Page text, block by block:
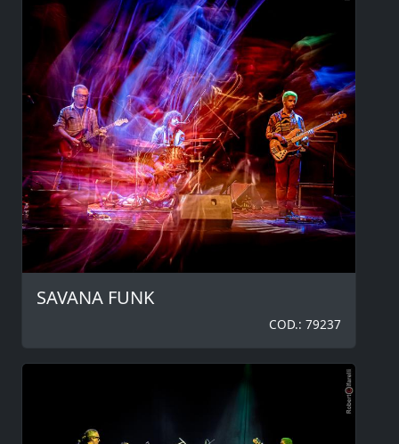
SAVANA FUNK
COD.: 79237